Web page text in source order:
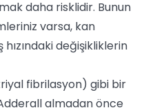
daha risklidir. Bunun
varsa, kan
hızındaki değişikliklerin
fibrilasyon) gibi bir
almadan önce